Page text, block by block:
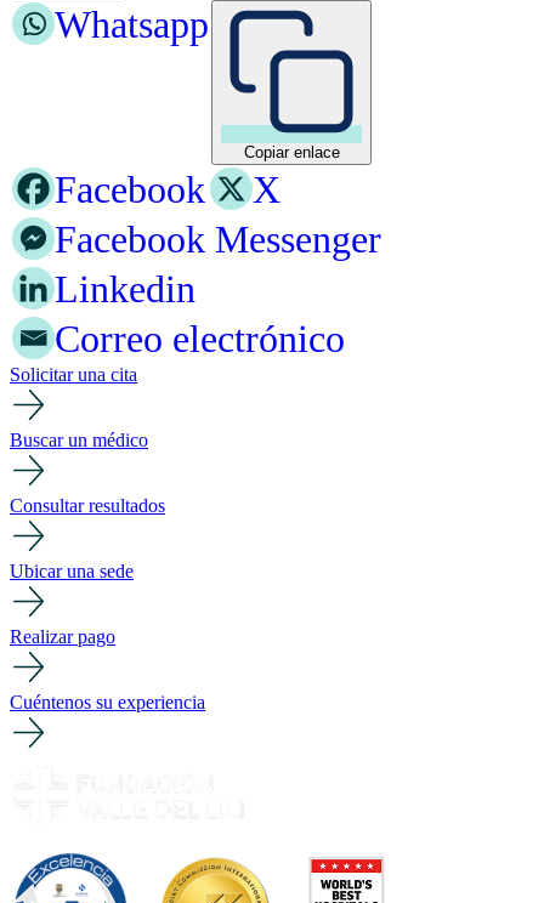
Copiar enlace
Whatsapp
Facebook
X
Facebook Messenger
Linkedin
Correo electrónico
Solicitar una cita
Buscar un médico
Consultar resultados
Ubicar una sede
Realizar pago
Cuéntenos su experiencia